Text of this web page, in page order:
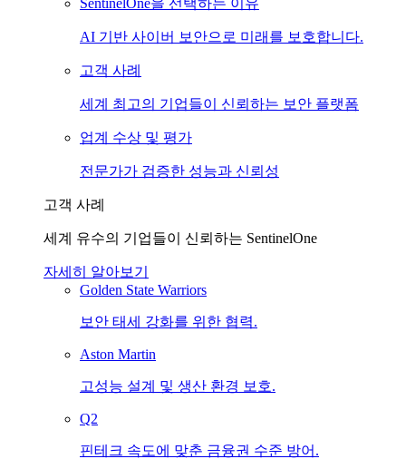
SentinelOne을 선택하는 이유
AI 기반 사이버 보안으로 미래를 보호합니다.
고객 사례
세계 최고의 기업들이 신뢰하는 보안 플랫폼
업계 수상 및 평가
전문가가 검증한 성능과 신뢰성
고객 사례
세계 유수의 기업들이 신뢰하는 SentinelOne
자세히 알아보기
Golden State Warriors
보안 태세 강화를 위한 협력.
Aston Martin
고성능 설계 및 생산 환경 보호.
Q2
핀테크 속도에 맞춘 금융권 수준 방어.